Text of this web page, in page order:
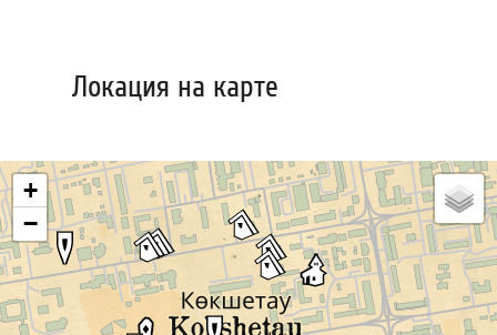
Локация на карте
+
−